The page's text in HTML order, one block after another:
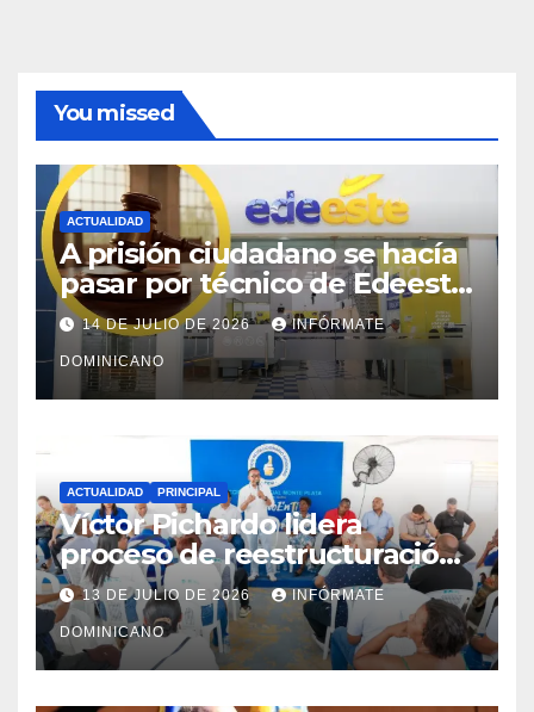
You missed
ACTUALIDAD
A prisión ciudadano se hacía
pasar por técnico de Edeeste
para estafar a dueños de
comercios
14 DE JULIO DE 2026 INFÓRMATE
DOMINICANO
ACTUALIDAD PRINCIPAL
Víctor Pichardo lidera
proceso de reestructuración
y fortalecimiento del PRM en
Monte Plata
13 DE JULIO DE 2026 INFÓRMATE
DOMINICANO